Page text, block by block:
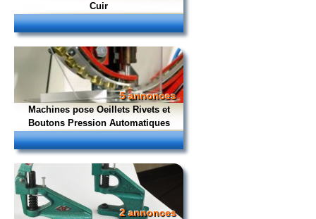
Cuir
5 annonces
Machines pose Oeillets Rivets et
Boutons Pression Automatiques
2 annonces